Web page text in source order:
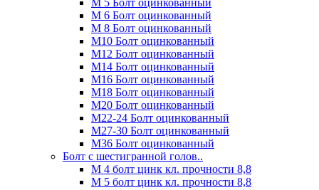
М 5 Болт оцинкованный
М 6 Болт оцинкованный
М 8 Болт оцинкованный
М10 Болт оцинкованный
М12 Болт оцинкованный
М14 Болт оцинкованный
М16 Болт оцинкованный
М18 Болт оцинкованный
М20 Болт оцинкованный
М22-24 Болт оцинкованный
М27-30 Болт оцинкованный
М36 Болт оцинкованный
Болт с шестигранной голов..
М 4 болт цинк кл. прочности 8,8
М 5 болт цинк кл. прочности 8,8